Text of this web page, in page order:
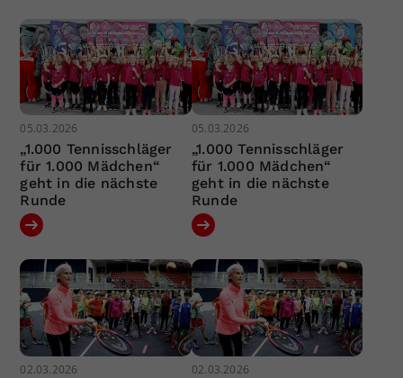
05.03.2026
„1.000 Tennisschläger
für 1.000 Mädchen“
geht in die nächste
Runde
05.03.2026
„1.000 Tennisschläger
für 1.000 Mädchen“
geht in die nächste
Runde
02.03.2026 02.03.2026